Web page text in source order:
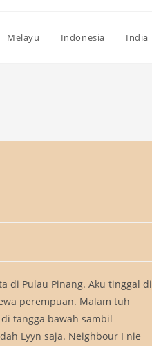
Melayu Indonesia India
di Pulau Pinang. Aku tinggal di
perempuan. Malam tuh
tangga bawah sambil
Lyyn saja. Neighbour I nie